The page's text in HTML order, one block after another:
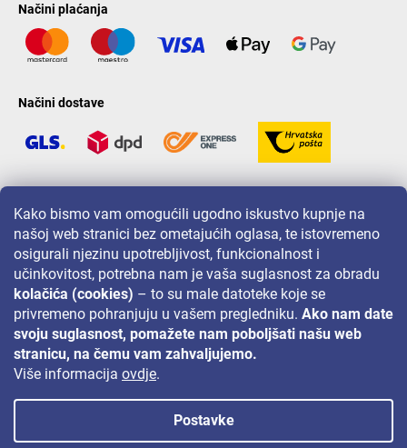
Kako bismo vam omogućili ugodno iskustvo kupnje na
našoj web stranici bez ometajućih oglasa, te istovremeno
osigurali njezinu upotrebljivost, funkcionalnost i
učinkovitost, potrebna nam je vaša suglasnost za obradu
kolačića (cookies) – to su male datoteke koje se
privremeno pohranjuju u vašem pregledniku. Ako nam date
svoju suglasnost, pomažete nam poboljšati našu web
stranicu, na čemu vam zahvaljujemo.
Više informacija ovdje.
Postavke
Načini plaćanja
Načini dostave
Za akcije, nagradne igre i popuste pratite nas na:
Autorsko pravo 2026 Lavonio.hr. Sva prava pridržana.